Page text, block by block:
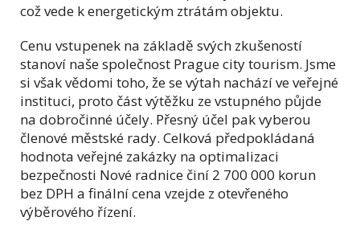
což vede k energetickým ztrátám objektu.
Cenu vstupenek na základě svých zkušeností
stanoví naše společnost Prague city tourism. Jsme
si však vědomi toho, že se výtah nachází ve veřejné
instituci, proto část výtěžku ze vstupného půjde
na dobročinné účely. Přesný účel pak vyberou
členové městské rady. Celková předpokládaná
hodnota veřejné zakázky na optimalizaci
bezpečnosti Nové radnice činí 2 700 000 korun
bez DPH a finální cena vzejde z otevřeného
výběrového řízení.